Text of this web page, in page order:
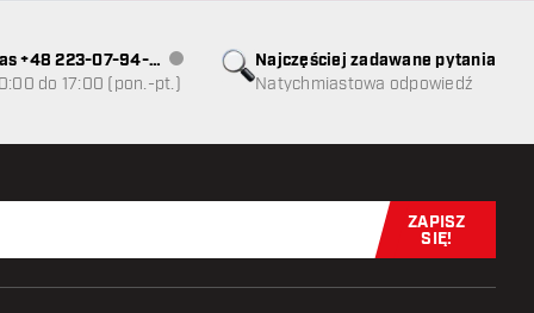
Najczęściej zadawane pytania
Natychmiastowa odpowiedź
+48 223-07-94-
Obsługa klienta niedostępna
do 17:00 (pon.-pt.)
Zapisz się
ZAPISZ
SIĘ!